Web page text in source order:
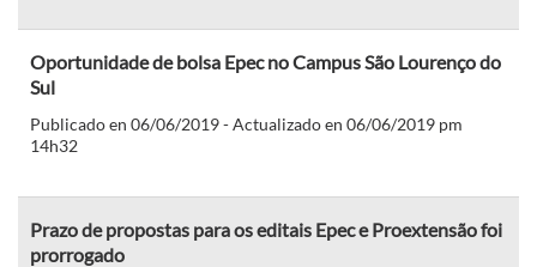
Oportunidade de bolsa Epec no Campus São Lourenço do
Sul
Publicado en 06/06/2019 - Actualizado en 06/06/2019 pm
14h32
Prazo de propostas para os editais Epec e Proextensão foi
prorrogado